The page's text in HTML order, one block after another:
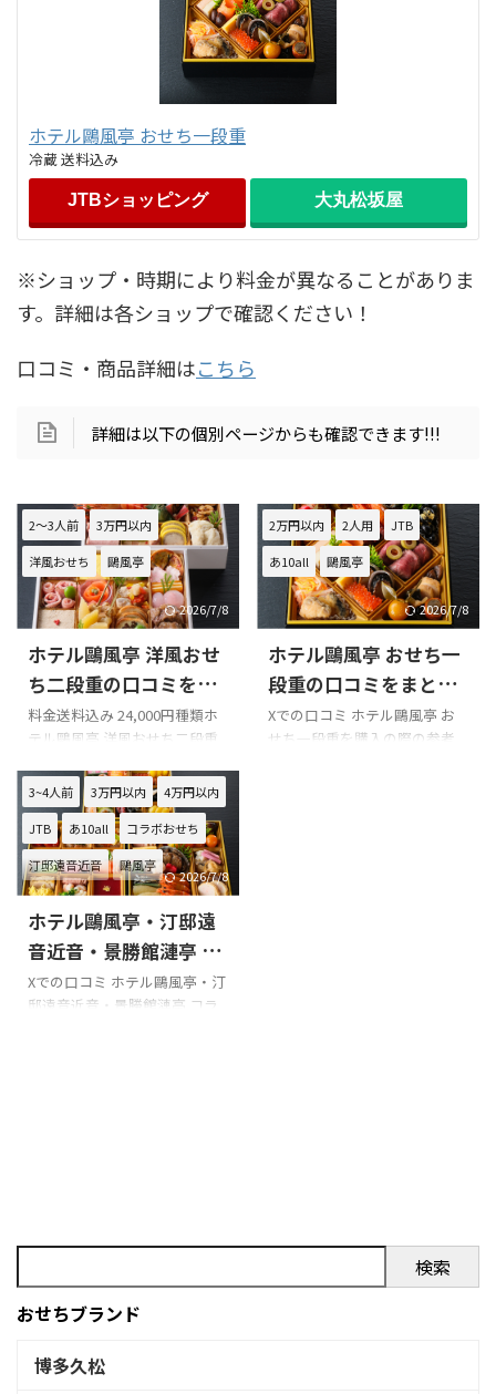
ホテル鷗風亭 おせち一段重
冷蔵 送料込み
JTBショッピング 大丸松坂屋
※ショップ・時期により料金が異なることがありま
す。詳細は各ショップで確認ください！
口コミ・商品詳細はこちら
詳細は以下の個別ページからも確認できます!!!
2～3人前 3万円以内
洋風おせち 鷗風亭
2026/7/8
ホテル鷗風亭 洋風おせ
ち二段重の口コミをま
とめてみました!!!
料金送料込み 24,000円種類ホ
テル鷗風亭 洋風おせち二段重
品目配送日2024年12月31日 X
での口コミ ホテル鷗風亭 洋風
おせち二段重を購入の際の参
考に是非どうぞ!!! ホテル鷗風亭
洋風おせち二段重のXでの口コ
ミ あけおめこ今年のおせちは
鷗風亭鞆の歴史あるホテルで
はあるけど味濃すぎて美味し
pic.twitter.com/mtRb3Ndxdr
2万円以内 2人用 JTB
あ10all 鷗風亭
2026/7/8
ホテル鷗風亭 おせち一
段重の口コミをまとめ
てみました!!!
Xでの口コミ ホテル鷗風亭 お
せち一段重を購入の際の参考
3~4人前 3万円以内 4万円以内
JTB あ10all コラボおせち
汀邸遠音近音 鷗風亭
2026/7/8
ホテル鷗風亭・汀邸遠
音近音・景勝館漣亭 コ
ラボ三段重おせちの口
コミをまとめてみまし
Xでの口コミ ホテル鷗風亭・汀
邸遠音近音・景勝館漣亭 コラ
January 1, 2023 公式→広島県
鞆の浦温泉の旅館に宿泊｜ホ
テル鷗風亭【公式サイト】 ...
検索
おせちブランド
博多久松